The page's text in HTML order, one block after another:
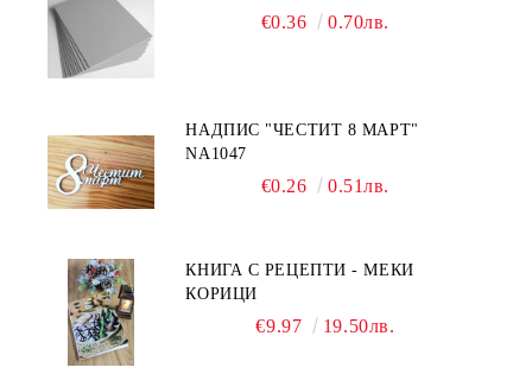
€0.36 0.70лв.
НАДПИС "ЧЕСТИТ 8 МАРТ"
NA1047
€0.26 0.51лв.
КНИГА С РЕЦЕПТИ - МЕКИ
КОРИЦИ
€9.97 19.50лв.